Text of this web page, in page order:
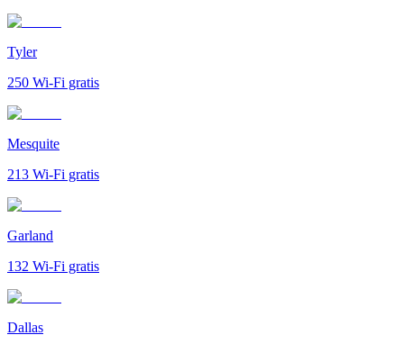
Tyler
250 Wi-Fi gratis
Mesquite
213 Wi-Fi gratis
Garland
132 Wi-Fi gratis
Dallas